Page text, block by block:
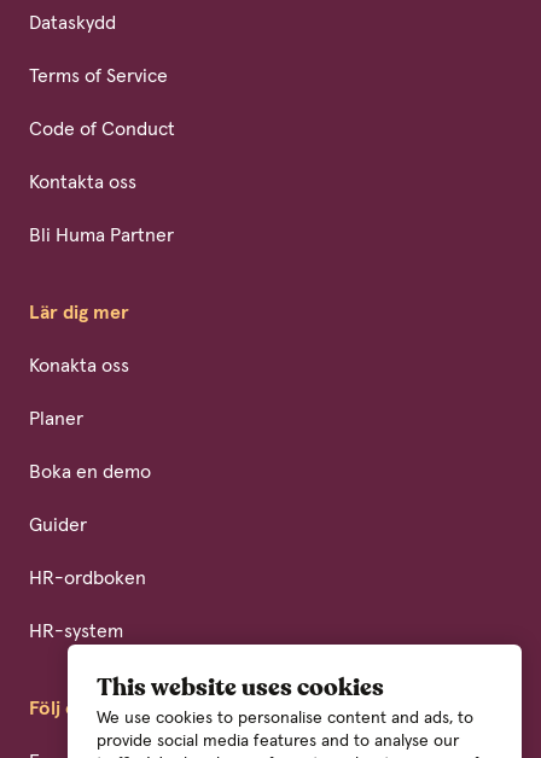
This website uses cookies
We use cookies to personalise content and ads, to
provide social media features and to analyse our
Dataskydd
Terms of Service
Code of Conduct
Kontakta oss
Bli Huma Partner
Lär dig mer
Konakta oss
Planer
Boka en demo
Guider
HR-ordboken
HR-system
Följ oss